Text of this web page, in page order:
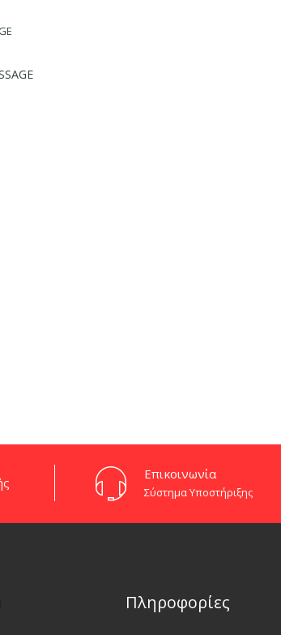
Eπικοινωνία
Σύστημα Υποστήριξης
Πληροφορίες